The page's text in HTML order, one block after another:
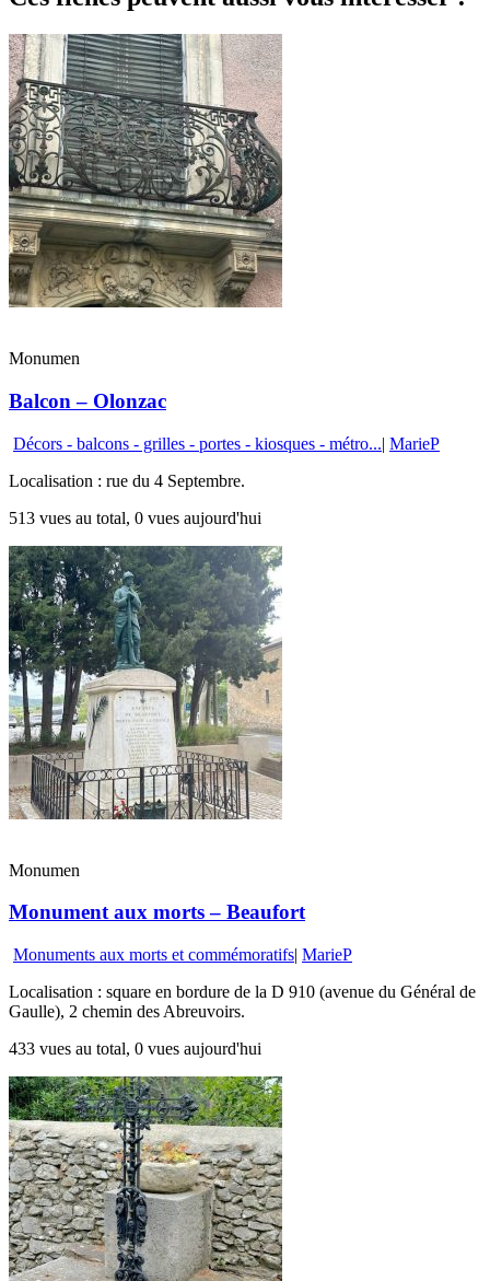
Monumen
Balcon – Olonzac
Décors - balcons - grilles - portes - kiosques - métro...| MarieP
Localisation : rue du 4 Septembre.
513 vues au total, 0 vues aujourd'hui
Monumen
Monument aux morts – Beaufort
Monuments aux morts et commémoratifs| MarieP
Localisation : square en bordure de la D 910 (avenue du Général de
Gaulle), 2 chemin des Abreuvoirs.
433 vues au total, 0 vues aujourd'hui